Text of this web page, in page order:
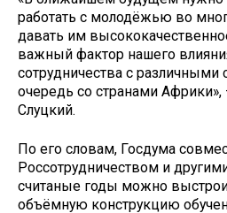
работать с молодёжью во
давать им
важный фактор нашего
сотрудничества с
очередь со странами
Слуцкий.
По его словам, Госдума
Россотрудничеством и
считаные годы можно
объёмную конструкцию